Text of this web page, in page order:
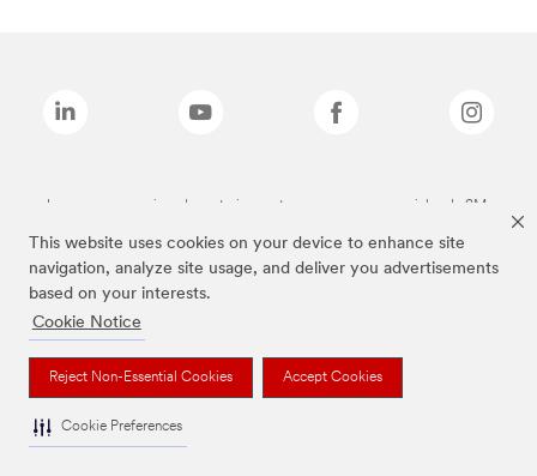
This website uses cookies on your device to enhance site
navigation, analyze site usage, and deliver you advertisements
based on your interests.
Cookie Notice
Reject Non-Essential Cookies Accept Cookies
Cookie Preferences
Las marcas mencionadas anteriormente son marcas comerciales de 3M.